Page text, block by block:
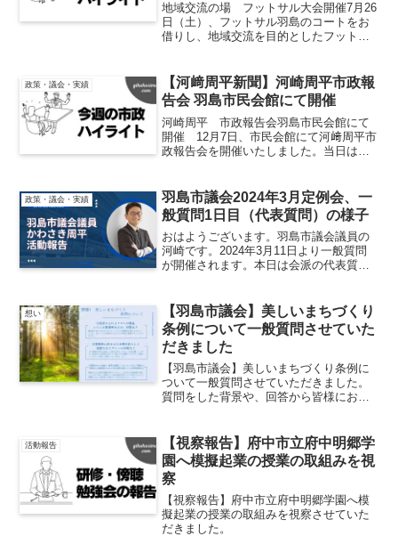
地域交流の場 フットサル大会開催7月26
日（土）、フットサル羽島のコートをお
借りし、地域交流を目的としたフットサ
ぎやかな会となりました。本イベント
は、私自身を含めた中年...
政策・議会・実績
【河﨑周平新聞】河崎周平市政報
告会 羽島市民会館にて開催
河崎周平 市政報告会羽島市民会館にて
開催 12月7日、市民会館にて河﨑周平市
政報告会を開催いたしました。当日は小
しいただき、心より感謝申し上げま
す。 また、地元選出の藤...
政策・議会・実績
羽島市議会2024年3月定例会、一
般質問1日目（代表質問）の様子
おはようございます。羽島市議会議員の
河崎です。2024年3月11日より一般質問
が開催されます。本日は会派の代表質問
営について都市施設の整備について 行政
改革について 教...
想い
【羽島市議会】美しいまちづくり
条例について一般質問させていた
だきました
【羽島市議会】美しいまちづくり条例に
ついて一般質問させていただきました。
質問をした背景や、回答から皆様にお役
活動報告
【視察報告】府中市立府中明郷学
園へ模擬起業の授業の取組みを視
察
【視察報告】府中市立府中明郷学園へ模
擬起業の授業の取組みを視察させていた
だきました。